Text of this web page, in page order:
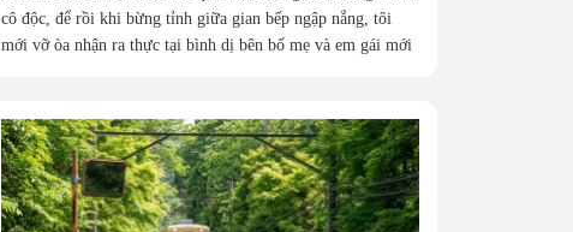
cô độc, để rồi khi bừng tỉnh giữa gian bếp ngập nắng, tôi
mới vỡ òa nhận ra thực tại bình dị bên bố mẹ và em gái mới